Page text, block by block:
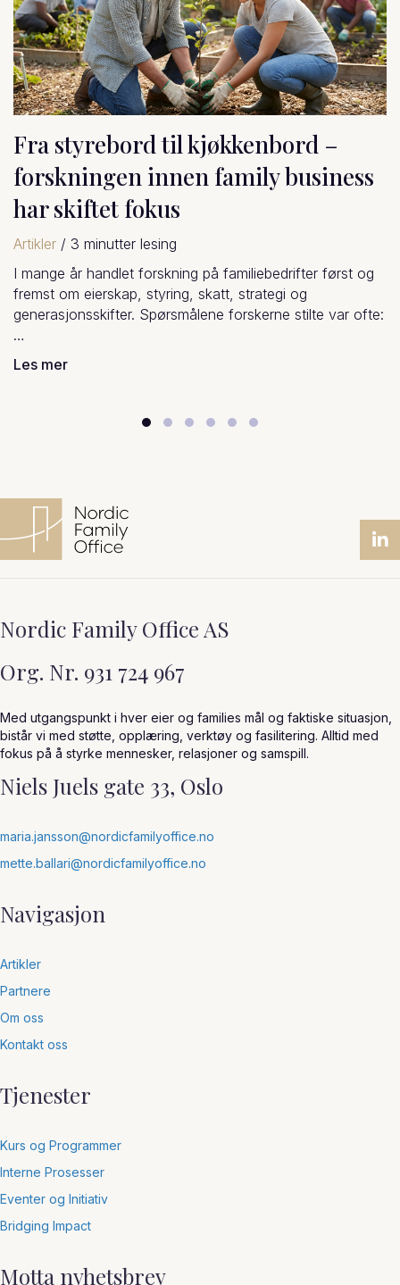
Fra søsken til medeiere; når
søskenroller følger med inn i
eierskapet
Artikler / 2 minutter lesing
Når søsken blir eiere sammen i et familieselskap, skjer det
Nordic Family Office AS
Org. Nr. 931 724 967
Med utgangspunkt i hver eier og families mål og faktiske situasjon,
bistår vi med støtte, opplæring, verktøy og fasilitering. Alltid med
fokus på å styrke mennesker, relasjoner og samspill.
Niels Juels gate 33, Oslo
maria.jansson@nordicfamilyoffice.no
mette.ballari@nordicfamilyoffice.no
Navigasjon
Artikler
Partnere
Om oss
Kontakt oss
Tjenester
Kurs og Programmer
Interne Prosesser
Eventer og Initiativ
Bridging Impact
Motta nyhetsbrev